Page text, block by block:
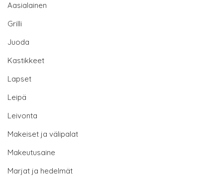
Aasialainen
Grilli
Juoda
Kastikkeet
Lapset
Leipä
Leivonta
Makeiset ja välipalat
Makeutusaine
Marjat ja hedelmät